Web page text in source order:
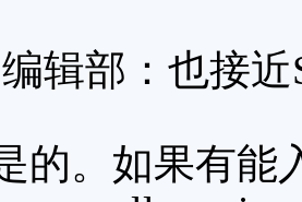
辑部：也接近
的。如果有能